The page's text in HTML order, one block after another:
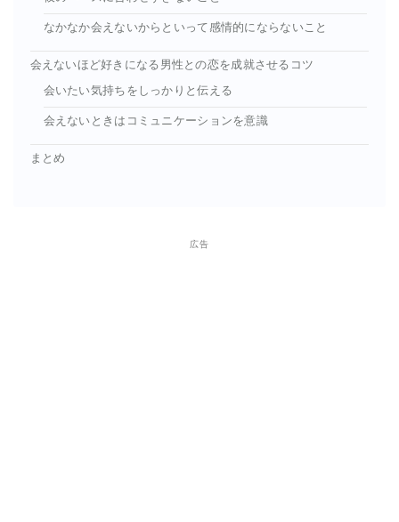
なかなか会えないからといって感情的にならないこと
会えないほど好きになる男性との恋を成就させるコツ
会いたい気持ちをしっかりと伝える
会えないときはコミュニケーションを意識
まとめ
広告